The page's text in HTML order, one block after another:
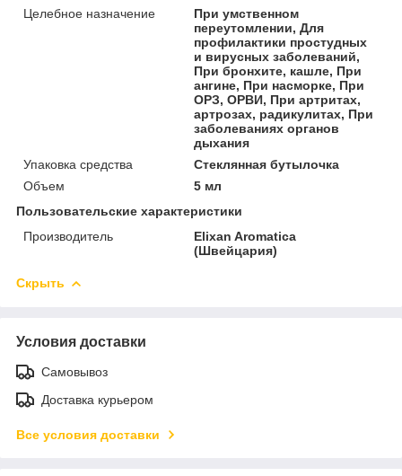
Целебное назначение
При умственном
переутомлении, Для
профилактики простудных
и вирусных заболеваний,
При бронхите, кашле, При
ангине, При насморке, При
ОРЗ, ОРВИ, При артритах,
артрозах, радикулитах, При
заболеваниях органов
дыхания
Упаковка средства
Стеклянная бутылочка
Объем
5 мл
Пользовательские характеристики
Производитель
Elixan Aromatica
(Швейцария)
Скрыть
Условия доставки
Самовывоз
Доставка курьером
Все условия доставки